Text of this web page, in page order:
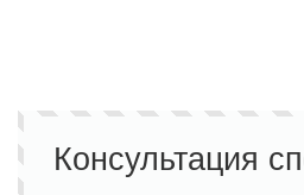
Консультация